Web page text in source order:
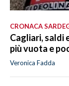
CRONACA
Cagliari, saldi
più vuota e
Veronica Fadda